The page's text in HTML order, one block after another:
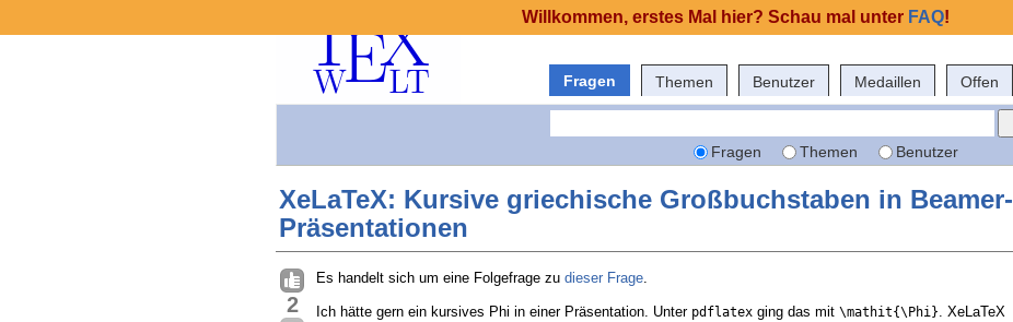
Fragen Themen Benutzer Medaillen Offen
Fragen Themen Benutzer
XeLaTeX: Kursive griechische Großbuchstaben in Beamer-
Präsentationen
2
Es handelt sich um eine Folgefrage zu dieser Frage.
Ich hätte gern ein kursives Phi in einer Präsentation. Unter pdflatex ging das mit \mathit{\Phi}. XeLaTeX
Willkommen, erstes Mal hier? Schau mal unter FAQ!